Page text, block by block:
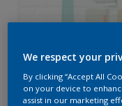
We respect your
By clicking “Accept All
on your device to
assist in our marketing